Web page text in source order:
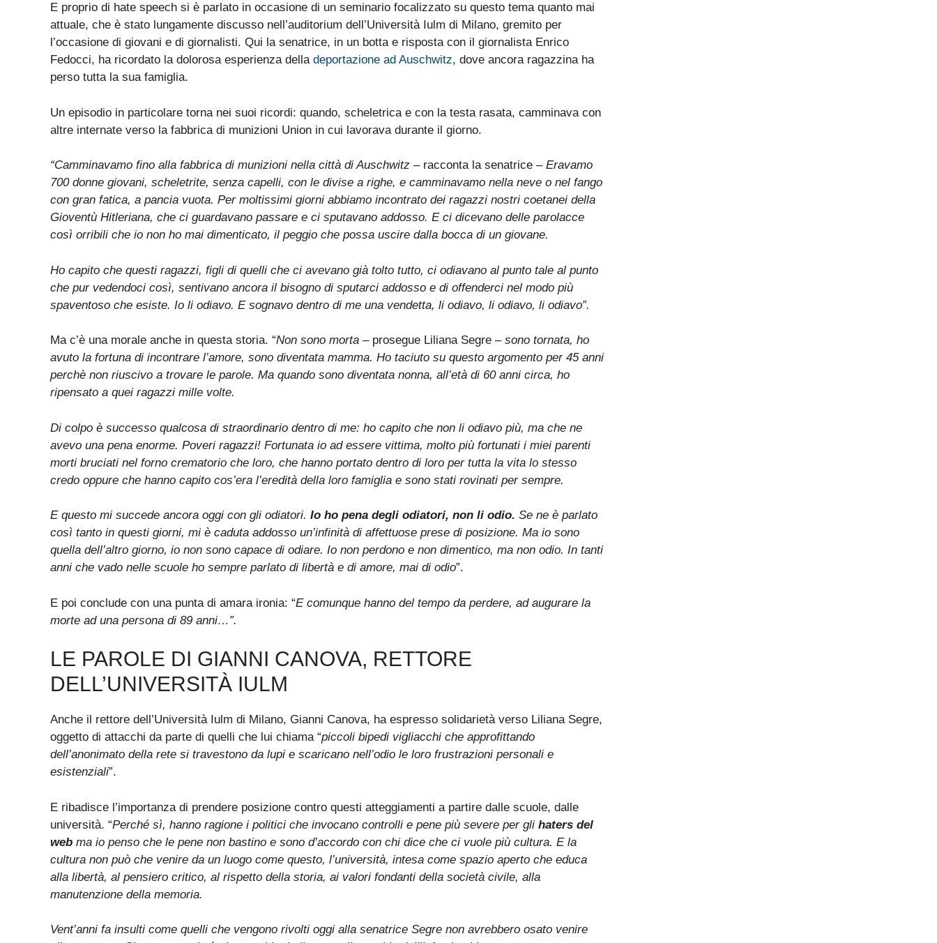
E proprio di hate speech si è parlato in occasione di un seminario focalizzato su questo tema quanto mai
attuale, che è stato lungamente discusso nell’auditorium dell’Università Iulm di Milano, gremito per
l’occasione di giovani e di giornalisti. Qui la senatrice, in un botta e risposta con il giornalista Enrico
Fedocci, ha ricordato la dolorosa esperienza della deportazione ad Auschwitz, dove ancora ragazzina ha
perso tutta la sua famiglia.
Un episodio in particolare torna nei suoi ricordi: quando, scheletrica e con la testa rasata, camminava con
altre internate verso la fabbrica di munizioni Union in cui lavorava durante il giorno.
“Camminavamo fino alla fabbrica di munizioni nella città di Auschwitz – racconta la senatrice – Eravamo
700 donne giovani, scheletrite, senza capelli, con le divise a righe, e camminavamo nella neve o nel fango
con gran fatica, a pancia vuota. Per moltissimi giorni abbiamo incontrato dei ragazzi nostri coetanei della
Gioventù Hitleriana, che ci guardavano passare e ci sputavano addosso. E ci dicevano delle parolacce
così orribili che io non ho mai dimenticato, il peggio che possa uscire dalla bocca di un giovane.
Ho capito che questi ragazzi, figli di quelli che ci avevano già tolto tutto, ci odiavano al punto tale al punto
che pur vedendoci così, sentivano ancora il bisogno di sputarci addosso e di offenderci nel modo più
spaventoso che esiste. Io li odiavo. E sognavo dentro di me una vendetta, li odiavo, li odiavo, li odiavo”.
Ma c’è una morale anche in questa storia. “Non sono morta – prosegue Liliana Segre – sono tornata, ho
avuto la fortuna di incontrare l’amore, sono diventata mamma. Ho taciuto su questo argomento per 45 anni
perchè non riuscivo a trovare le parole. Ma quando sono diventata nonna, all’età di 60 anni circa, ho
ripensato a quei ragazzi mille volte.
Di colpo è successo qualcosa di straordinario dentro di me: ho capito che non li odiavo più, ma che ne
avevo una pena enorme. Poveri ragazzi! Fortunata io ad essere vittima, molto più fortunati i miei parenti
morti bruciati nel forno crematorio che loro, che hanno portato dentro di loro per tutta la vita lo stesso
credo oppure che hanno capito cos’era l’eredità della loro famiglia e sono stati rovinati per sempre.
E questo mi succede ancora oggi con gli odiatori. Io ho pena degli odiatori, non li odio. Se ne è parlato
così tanto in questi giorni, mi è caduta addosso un’infinità di affettuose prese di posizione. Ma io sono
quella dell’altro giorno, io non sono capace di odiare. Io non perdono e non dimentico, ma non odio. In tanti
anni che vado nelle scuole ho sempre parlato di libertà e di amore, mai di odio”.
E poi conclude con una punta di amara ironia: “E comunque hanno del tempo da perdere, ad augurare la
morte ad una persona di 89 anni…”.
LE PAROLE DI GIANNI CANOVA, RETTORE
DELL’UNIVERSITÀ IULM
Anche il rettore dell’Università Iulm di Milano, Gianni Canova, ha espresso solidarietà verso Liliana Segre,
oggetto di attacchi da parte di quelli che lui chiama “piccoli bipedi vigliacchi che approfittando
dell’anonimato della rete si travestono da lupi e scaricano nell’odio le loro frustrazioni personali e
esistenziali”.
E ribadisce l’importanza di prendere posizione contro questi atteggiamenti a partire dalle scuole, dalle
università. “Perché sì, hanno ragione i politici che invocano controlli e pene più severe per gli haters del
web ma io penso che le pene non bastino e sono d’accordo con chi dice che ci vuole più cultura. E la
cultura non può che venire da un luogo come questo, l’università, intesa come spazio aperto che educa
alla libertà, al pensiero critico, al rispetto della storia, ai valori fondanti della società civile, alla
manutenzione della memoria.
Vent’anni fa insulti come quelli che vengono rivolti oggi alla senatrice Segre non avrebbero osato venire